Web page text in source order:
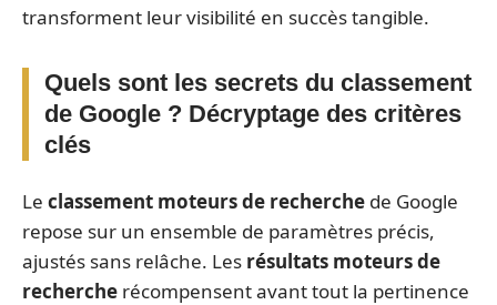
transforment leur visibilité en succès tangible.
Quels sont les secrets du classement
de Google ? Décryptage des critères
clés
Le classement moteurs de recherche de Google
repose sur un ensemble de paramètres précis,
ajustés sans relâche. Les résultats moteurs de
recherche récompensent avant tout la pertinence